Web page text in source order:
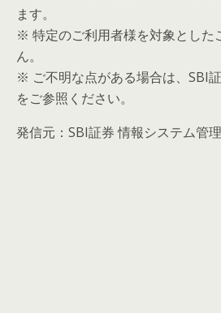
ます。
※ 特定のご利用者様を対象とした
ん。
※ ご不明な点がある場合は、SBI
をご参照ください。
発信元：SBI証券 情報システム管